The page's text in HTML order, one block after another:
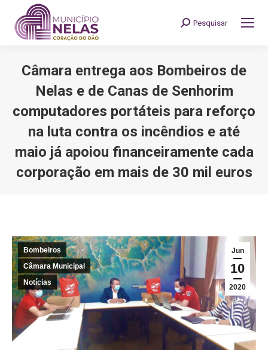
Search:
Pesquisar
Câmara entrega aos Bombeiros de
Nelas e de Canas de Senhorim
computadores portáteis para reforço
na luta contra os incêndios e até
maio já apoiou financeiramente cada
corporação em mais de 30 mil euros
Jun
10
2020
Bombeiros
Câmara Municipal
Notícias